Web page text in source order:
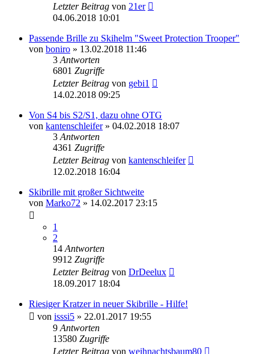
Letzter Beitrag von 21er
04.06.2018 10:01
Passende Brille zu Skihelm "Sweet Protection Trooper"
von boniro » 13.02.2018 11:46
3 Antworten
6801 Zugriffe
Letzter Beitrag von gebi1
14.02.2018 09:25
Von S4 bis S2/S1, dazu ohne OTG
von kantenschleifer» 04.02.2018 18:07
3 Antworten
4361 Zugriffe
Letzter Beitrag von kantenschleifer
12.02.2018 16:04
Skibrille mit großer Sichtweite
von Marko72 » 14.02.2017 23:15
1
2
14 Antworten
9912 Zugriffe
Letzter Beitrag von DrDeelux
18.09.2017 18:04
Riesiger Kratzer in neuer Skibrille - Hilfe!
von isssi5 » 22.01.2017 19:55
9 Antworten
13580 Zugriffe
Letzter Beitrag von weihnachtsbaum80